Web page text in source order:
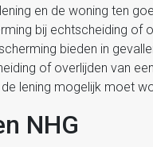
en de woning ten
bij echtscheiding of
bieden in
of overlijden van
lening mogelijk moet
NHG